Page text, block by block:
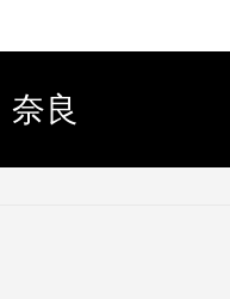
奈良